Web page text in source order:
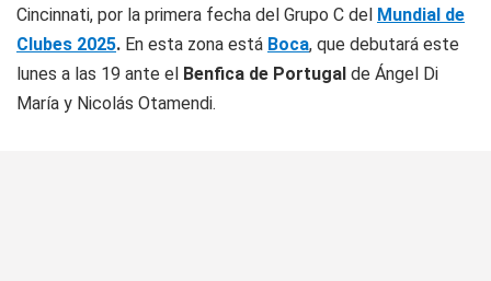
Cincinnati, por la primera fecha del Grupo C del Mundial de
Clubes 2025. En esta zona está Boca, que debutará este
lunes a las 19 ante el Benfica de Portugal de Ángel Di
María y Nicolás Otamendi.